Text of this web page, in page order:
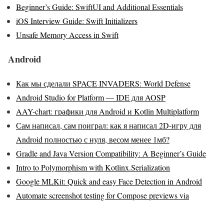
Beginner’s Guide: SwiftUI and Additional Essentials
iOS Interview Guide: Swift Initializers
Unsafe Memory Access in Swift
Android
Как мы сделали SPACE INVADERS: World Defense
Android Studio for Platform — IDE для AOSP
AAY-chart: графики для Android и Kotlin Multiplatform
Сам написал, сам поиграл: как я написал 2D-игру для
Android полностью с нуля, весом менее 1мб?
Gradle and Java Version Compatibility: A Beginner’s Guide
Intro to Polymorphism with Kotlinx.Serialization
Google MLKit: Quick and easy Face Detection in Android
Automate screenshot testing for Compose previews via